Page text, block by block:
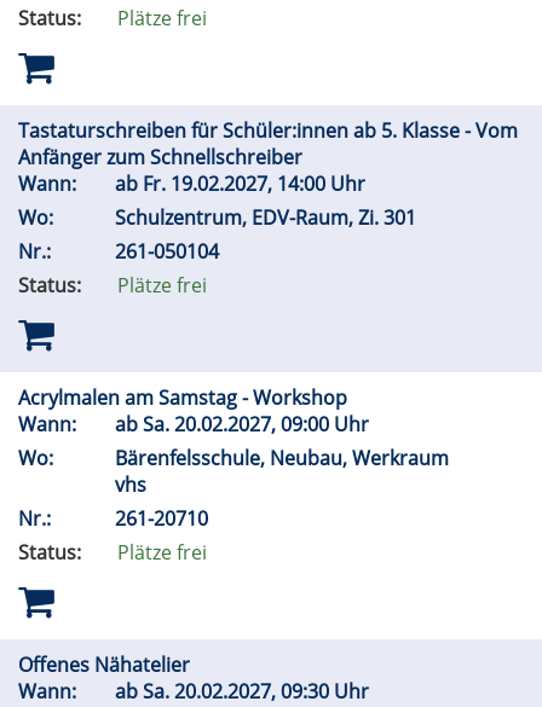
Status:
Plätze frei
Tastaturschreiben für Schüler:innen ab 5. Klasse - Vom
Anfänger zum Schnellschreiber
Wann:
ab Fr. 19.02.2027, 14:00 Uhr
Wo:
Schulzentrum, EDV-Raum, Zi. 301
Nr.:
261-050104
Status:
Plätze frei
Acrylmalen am Samstag - Workshop
Wann:
abSa.20.02.2027, 09:00 Uhr
Wo:
Bärenfelsschule, Neubau, Werkraum
vhs
Nr.:
261-20710
Status:
Plätze frei
Offenes Nähatelier
Wann:
abSa.20.02.2027, 09:30 Uhr